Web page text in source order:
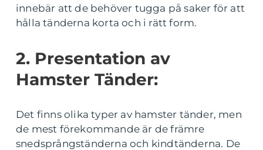
innebär att de behöver tugga på saker för att
hålla tänderna korta och i rätt form.
2. Presentation av
Hamster Tänder:
Det finns olika typer av hamster tänder, men
de mest förekommande är de främre
snedsprångständerna och kindtänderna. De